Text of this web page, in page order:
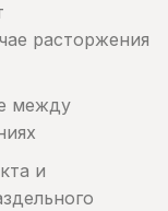
расторжения
между
и